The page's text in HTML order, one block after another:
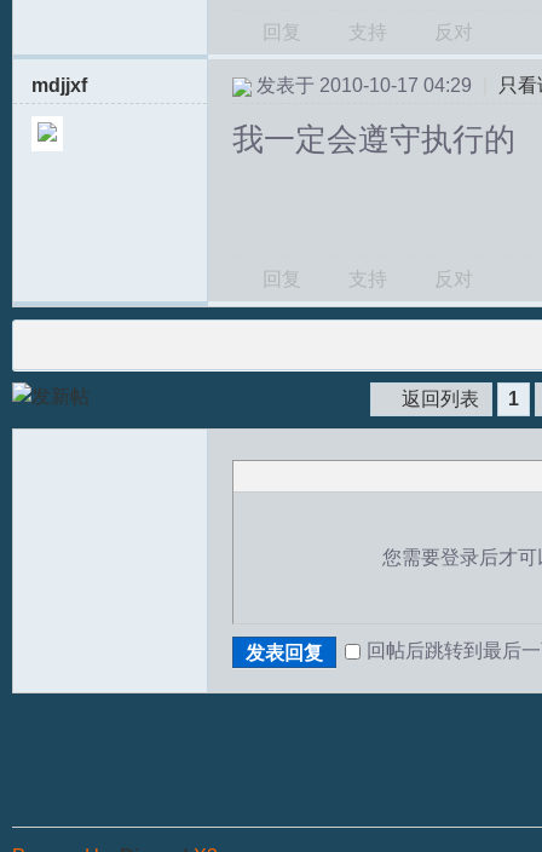
回复 支持 反对
mdjjxf 发表于 2010-10-17 04:29 只
我一定会遵守执行的
回复 支持 反对
1
返回列表
您需要登录后才
发表回复 回帖后跳转到最后